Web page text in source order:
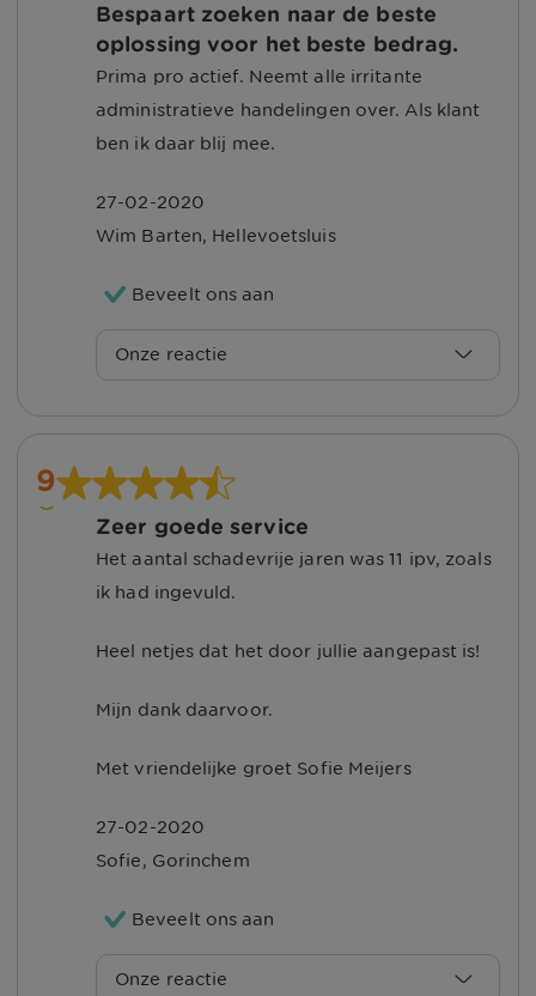
We geven de pluim door aan de
desbetreffende collega.
Met vriendelijke groet,
Nienke
Bespaart zoeken naar de beste
oplossing voor het beste bedrag.
Prima pro actief. Neemt alle irritante
administratieve handelingen over. Als klant
ben ik daar blij mee.
27-02-2020
Wim Barten, Hellevoetsluis
Beveelt ons aan
Onze reactie
Hartelijk dank voor deze mooie
beoordeling! Goed om te lezen dat u zo
tevreden bent.
Met vriendelijke groet, Michael
9
Zeer goede service
Het aantal schadevrije jaren was 11 ipv, zoals
ik had ingevuld.
Heel netjes dat het door jullie aangepast is!
Mijn dank daarvoor.
Met vriendelijke groet Sofie Meijers
27-02-2020
Sofie, Gorinchem
Beveelt ons aan
Onze reactie